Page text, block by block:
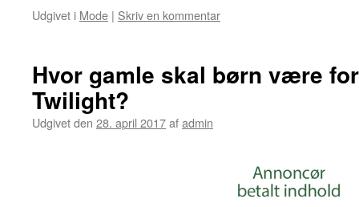
Udgivet i Mode | Skriv en kommentar
Hvor gamle skal børn være
Twilight?
Udgivet den 28. april 2017afadmin